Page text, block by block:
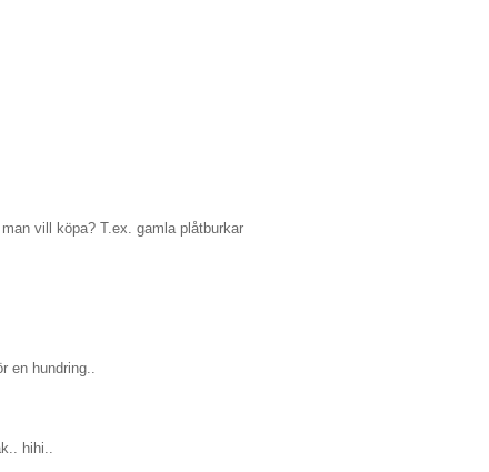
vill köpa? T.ex. gamla plåtburkar
hundring..
hihi..